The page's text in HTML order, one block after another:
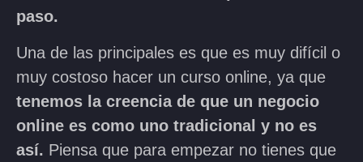
paso.
Una de las principales es que es muy difícil o
muy costoso hacer un curso online, ya que
tenemos la creencia de que un negocio
online es como uno tradicional y no es
así. Piensa que para empezar no tienes que